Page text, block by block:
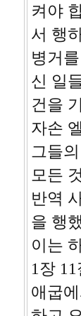
켜야
서 행
병거
신 일
건을
자손
그들
모든
반역
을 행
이는
1장
애굽